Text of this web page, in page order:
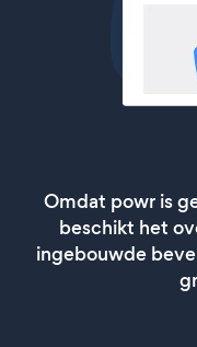
Omdat powr is
beschikt het
ingebouwde